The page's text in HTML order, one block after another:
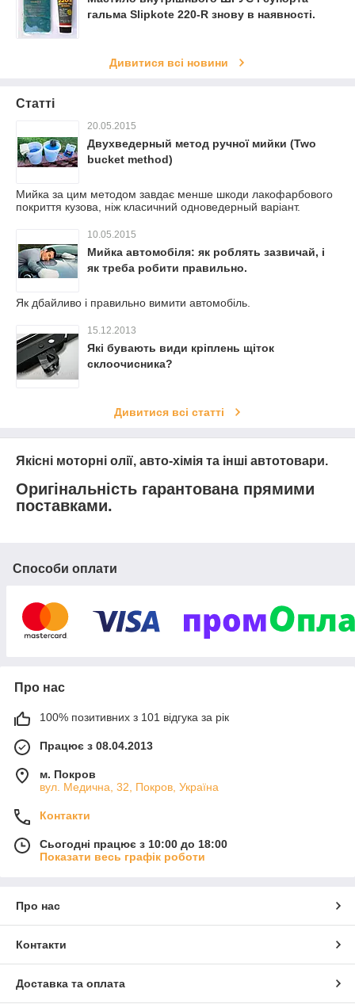
гальма Slipkote 220-R знову в наявності.
Дивитися всі новини
Статті
20.05.2015
Двухведерный метод ручної мийки (Two
bucket method)
Мийка за цим методом завдає менше шкоди лакофарбового
покриття кузова, ніж класичний одноведерный варіант.
10.05.2015
Мийка автомобіля: як роблять зазвичай, і
як треба робити правильно.
Як дбайливо і правильно вимити автомобіль.
15.12.2013
Які бувають види кріплень щіток
склоочисника?
Дивитися всі статті
Якісні моторні олії, авто-хімія та інші автотовари.
Оригінальність гарантована прямими
поставками.
Способи оплати
Про нас
100% позитивних з 101 відгука за рік
Працює з 08.04.2013
м. Покров
вул. Медична, 32, Покров, Україна
Контакти
Сьогодні працює з 10:00 до 18:00
Показати весь графік роботи
Про нас
Контакти
Доставка та оплата